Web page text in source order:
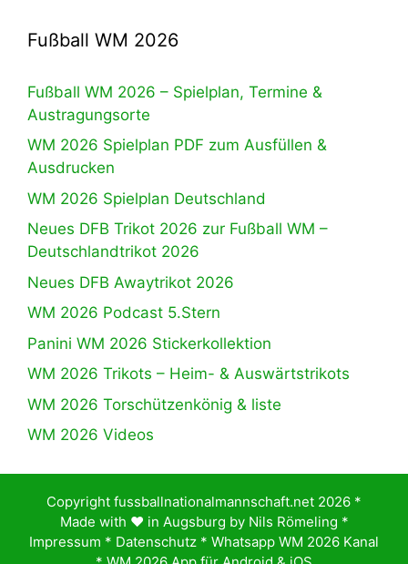
Fußball WM 2026
Fußball WM 2026 – Spielplan, Termine &
Austragungsorte
WM 2026 Spielplan PDF zum Ausfüllen &
Ausdrucken
WM 2026 Spielplan Deutschland
Neues DFB Trikot 2026 zur Fußball WM –
Deutschlandtrikot 2026
Neues DFB Awaytrikot 2026
WM 2026 Podcast 5.Stern
Panini WM 2026 Stickerkollektion
WM 2026 Trikots – Heim- & Auswärtstrikots
WM 2026 Torschützenkönig & liste
WM 2026 Videos
Copyright fussballnationalmannschaft.net 2026 *
Made with ♥️ in Augsburg by Nils Römeling *
Impressum * Datenschutz * Whatsapp WM 2026 Kanal